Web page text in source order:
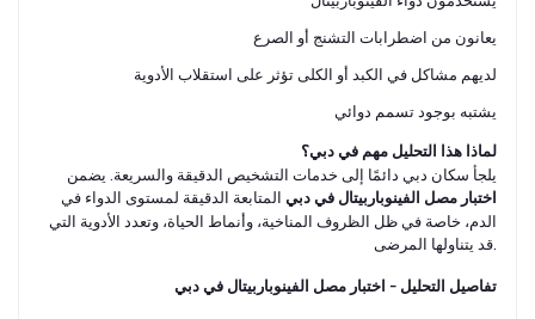
يعانون من اضطرابات التشنج أو الصرع
لديهم مشاكل في الكبد أو الكلى تؤثر على استقلاب الأدوية
يشتبه بوجود تسمم دوائي
لماذا هذا التحليل مهم في دبي؟
يلجأ سكان دبي دائمًا إلى خدمات التشخيص الدقيقة والسريعة. يضمن
اختبار مصل الفينوباربيتال في دبي المتابعة الدقيقة لمستوى الدواء في
الدم، خاصة في ظل الظروف المناخية، وأنماط الحياة، وتعدد الأدوية التي
قد يتناولها المرضى.
تفاصيل التحليل – اختبار مصل الفينوباربيتال في دبي